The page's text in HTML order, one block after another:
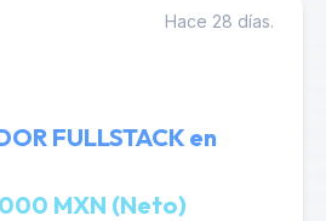
Hace 28 días.
FULLSTACK en
MXN (Neto)